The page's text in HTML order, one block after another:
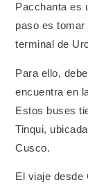
Pacchanta es
paso es tomar
terminal de
Para ello,
encuentra en
Estos buses
Tinqui,
Cusco.
El viaje desde